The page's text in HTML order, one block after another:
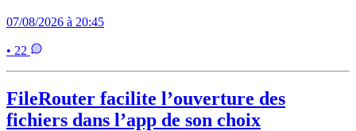
07/08/2026 à 20:45
• 22
FileRouter facilite l’ouverture des
fichiers dans l’app de son choix